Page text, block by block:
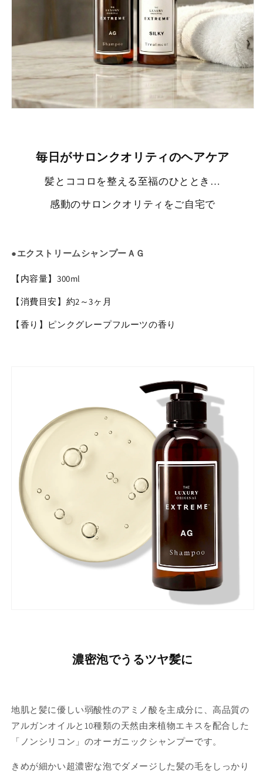
毎日がサロンクオリティのヘアケア
髪とココロを整える至福のひととき…
感動のサロンクオリティをご自宅で
●エクストリームシャンプーＡＧ
【内容量】300ml
【消費目安】 約2～3ヶ月
【香り】ピンクグレープフルーツの香り
濃密泡でうるツヤ髪に
地肌と髪に優しい弱酸性のアミノ酸を主成分に、高品質の
アルガンオイルと10種類の天然由来植物エキスを配合した
「ノンシリコン」のオーガニックシャンプーです。
きめが細かい超濃密な泡でダメージした髪の毛をしっかり